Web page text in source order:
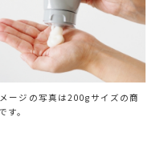
ージの写真は200gサイズの商
す。